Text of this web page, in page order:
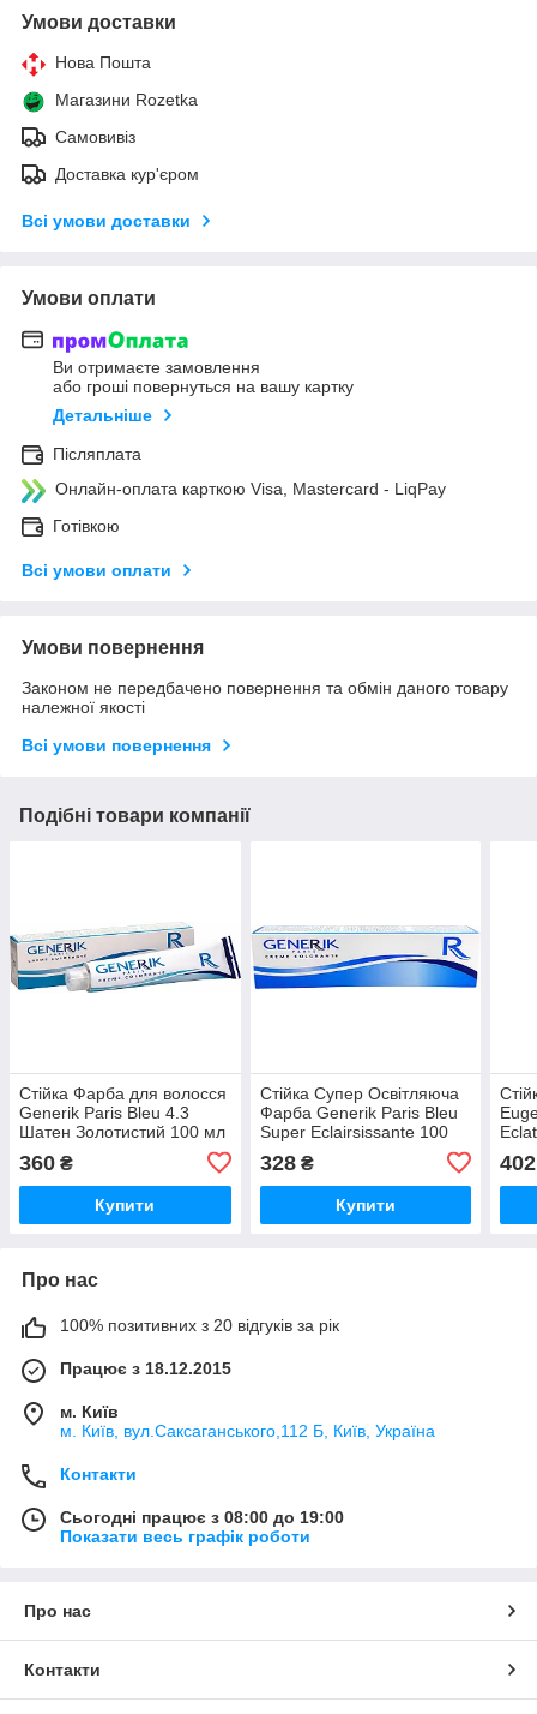
Умови доставки
Нова Пошта
Магазини Rozetka
Самовивіз
Доставка кур'єром
Всі умови доставки
Умови оплати
Ви отримаєте замовлення
або гроші повернуться на вашу картку
Детальніше
Післяплата
Онлайн-оплата карткою Visa, Mastercard - LiqPay
Готівкою
Всі умови оплати
Умови повернення
Законом не передбачено повернення та обмін даного товару
належної якості
Всі умови повернення
Подібні товари компанії
Стійка Фарба для волосся
Generik Paris Bleu 4.3
Шатен Золотистий 100 мл
360 ₴
Купити
Стійка Супер Освітляюча
Фарба Generik Paris Bleu
Super Eclairsissante 100
328₴
Купити
402
Про нас
100% позитивних з 20 відгуків за рік
Працює з 18.12.2015
м. Київ
м. Київ, вул.Саксаганського,112 Б, Київ, Україна
Контакти
Сьогодні працює з 08:00 до 19:00
Показати весь графік роботи
Про нас
Контакти